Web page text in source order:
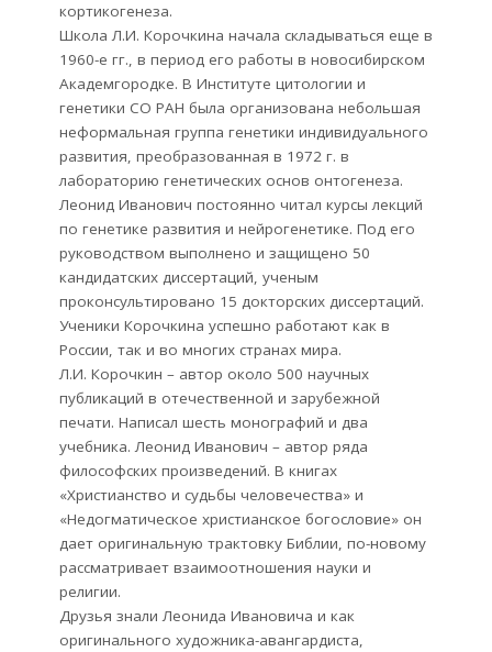
кортикогенеза.
Школа Л.И. Корочкина начала складываться еще в
1960-е гг., в период его работы в новосибирском
Академгородке. В Институте цитологии и
генетики СО РАН была организована небольшая
неформальная группа генетики индивидуального
развития, преобразованная в 1972 г. в
лабораторию генетических основ онтогенеза.
Леонид Иванович постоянно читал курсы лекций
по генетике развития и нейрогенетике. Под его
руководством выполнено и защищено 50
кандидатских диссертаций, ученым
проконсультировано 15 докторских диссертаций.
Ученики Корочкина успешно работают как в
России, так и во многих странах мира.
Л.И. Корочкин – автор около 500 научных
публикаций в отечественной и зарубежной
печати. Написал шесть монографий и два
учебника. Леонид Иванович – автор ряда
философских произведений. В книгах
«Христианство и судьбы человечества» и
«Недогматическое христианское богословие» он
дает оригинальную трактовку Библии, по-новому
рассматривает взаимоотношения науки и
религии.
Друзья знали Леонида Ивановича и как
оригинального художника-авангардиста,